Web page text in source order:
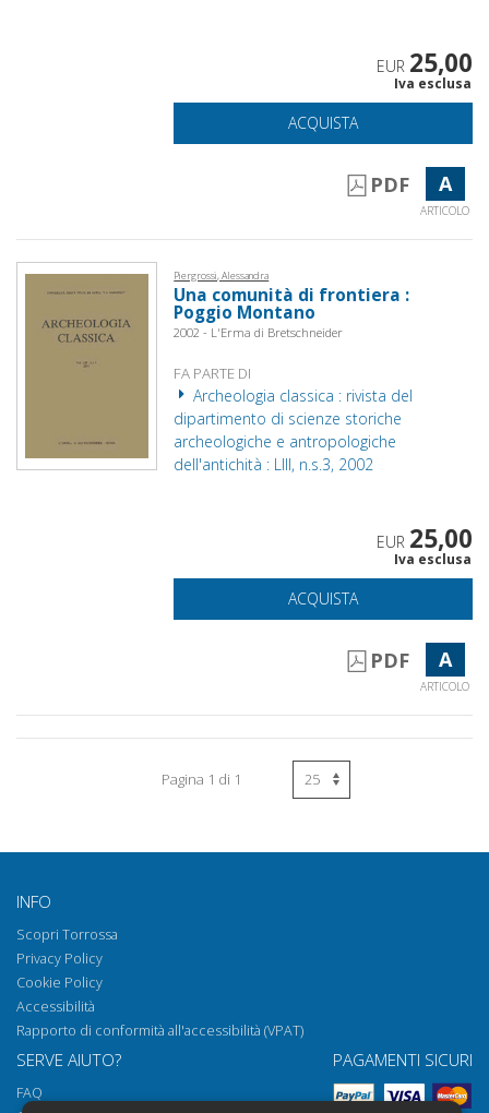
EUR 25,00
Iva esclusa
ACQUISTA
PDF A
ARTICOLO
Piergrossi, Alessandra
Una comunità di frontiera :
Poggio Montano
2002 - L'Erma di Bretschneider
FA PARTE DI
Archeologia classica : rivista del
dipartimento di scienze storiche
archeologiche e antropologiche
dell'antichità : LIII, n.s.3, 2002
EUR 25,00
Iva esclusa
ACQUISTA
PDF A
ARTICOLO
Pagina 1 di 1
INFO
Scopri Torrossa
Privacy Policy
Cookie Policy
Accessibilità
Rapporto di conformità all'accessibilità (VPAT)
SERVE AIUTO?
FAQ
PAGAMENTI SICURI